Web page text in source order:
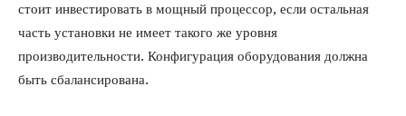
стоит инвестировать в мощный процессор, если остальная
часть установки не имеет такого же уровня
производительности. Конфигурация оборудования должна
быть сбалансирована.